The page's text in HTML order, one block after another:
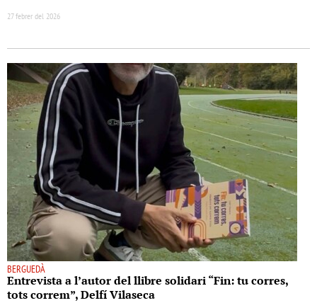
27 febrer del 2026
BERGUEDÀ
Entrevista a l’autor del llibre solidari “Fin: tu corres,
tots correm”, Delfí Vilaseca